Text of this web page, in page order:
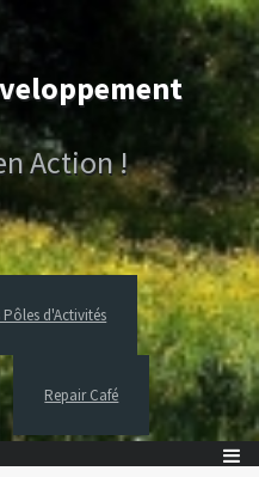
Action !
Pôles d'Activités
Repair Café